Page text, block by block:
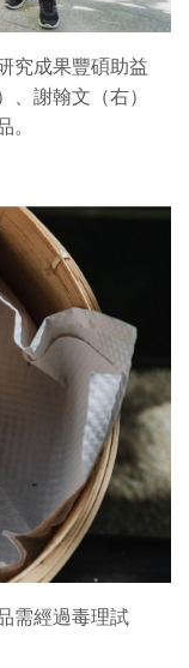
究成果豐碩助益
謝翰文（右）
需經過毒理試